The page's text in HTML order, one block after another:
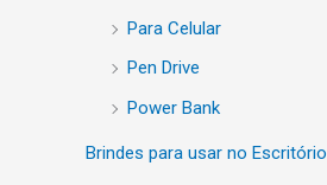
Para Celular
Pen Drive
Power Bank
Brindes para usar no Escritório